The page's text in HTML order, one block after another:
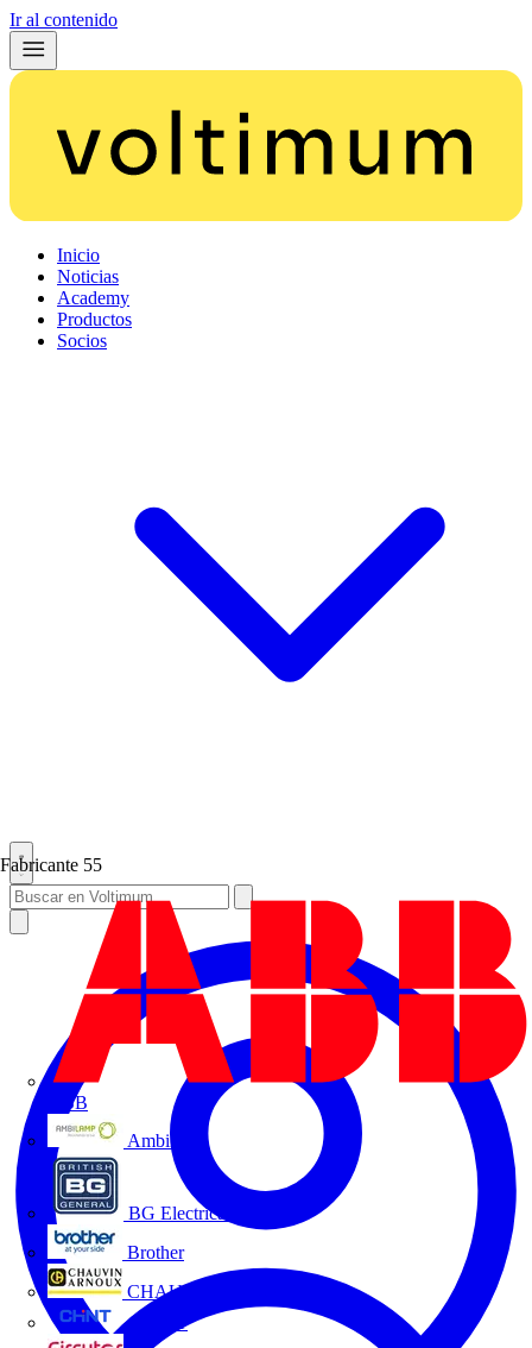
Ir al contenido
Inicio
Noticias
Academy
Productos
Socios
Fabricante 55
ABB
Ambilamp
BG Electrical
Brother
CHAUVIN ARNOUX
CHINT